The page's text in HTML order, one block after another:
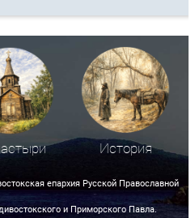
История
епархия Русской Православной
и Приморского Павла.